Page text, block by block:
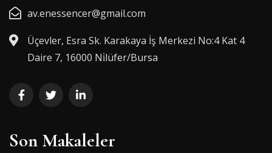
av.enessencer@gmail.com
Üçevler, Esra Sk. Karakaya İş Merkezi No:4 Kat 4
Daire 7, 16000 Ni̇lüfer/Bursa
Son Makaleler